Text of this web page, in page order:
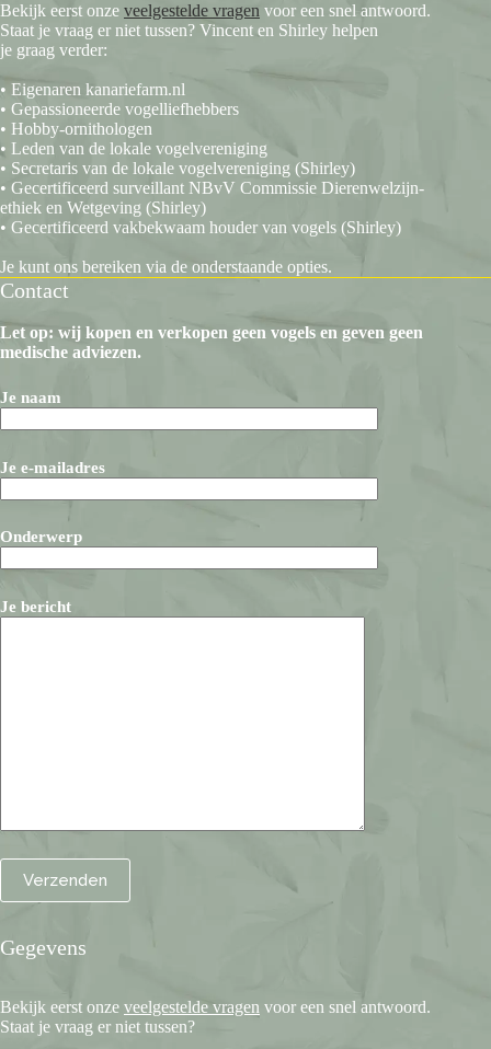
Bekijk eerst onze veelgestelde vragen voor een snel antwoord.
Staat je vraag er niet tussen? Vincent en Shirley helpen
je graag verder:
• Eigenaren kanariefarm.nl
• Gepassioneerde vogelliefhebbers
• Hobby-ornithologen
• Leden van de lokale vogelvereniging
• Secretaris van de lokale vogelvereniging (Shirley)
• Gecertificeerd surveillant NBvV Commissie Dierenwelzijn-
ethiek en Wetgeving (Shirley)
• Gecertificeerd vakbekwaam houder van vogels (Shirley)
Je kunt ons bereiken via de onderstaande opties.
Contact
Let op: wij kopen en verkopen geen vogels en geven geen
medische adviezen.
Je naam
Je e-mailadres
Onderwerp
Je bericht
Gegevens
Bekijk eerst onze veelgestelde vragen voor een snel antwoord.
Staat je vraag er niet tussen?